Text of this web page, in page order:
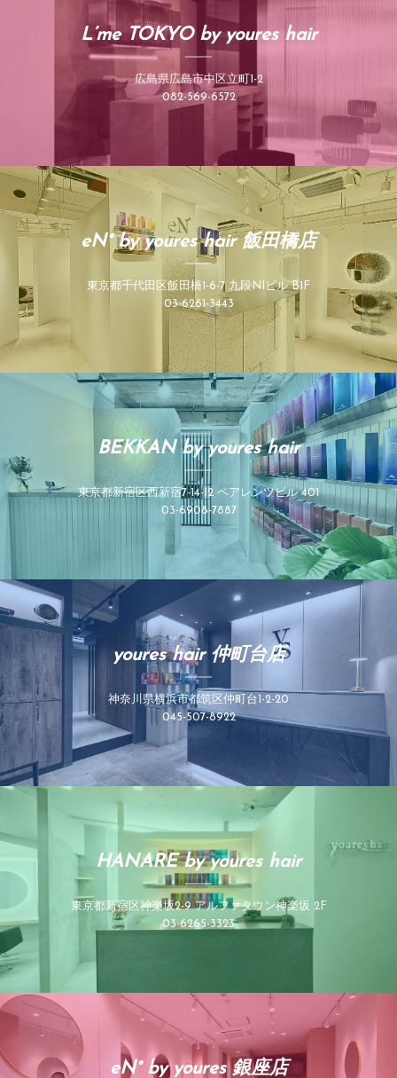
L’me TOKYO by youres hair
広島県広島市中区立町1-2
082-569-6572
eN° by youres hair 飯田橋店
東京都千代田区飯田橋1-6-7 九段NIビル B1F
03-6261-3443
BEKKAN by youres hair
東京都新宿区西新宿7-14-12 ペアレンツビル 401
03-6908-7887
youres hair 仲町台店
神奈川県横浜市都筑区仲町台1-2-20
045-507-8922
HANARE by youres hair
東京都新宿区神楽坂2-9 アルファタウン神楽坂 2F
03-6265-3323
eN° by youres 銀座店